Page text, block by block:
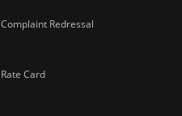
Complaint Redressal
Rate Card